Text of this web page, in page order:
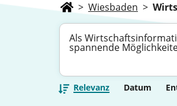
> Wiesbaden >
Als
spannende
Relevanz Datum